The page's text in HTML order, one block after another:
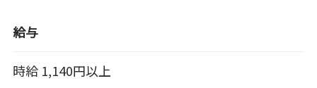
給与
時給 1,140円以上